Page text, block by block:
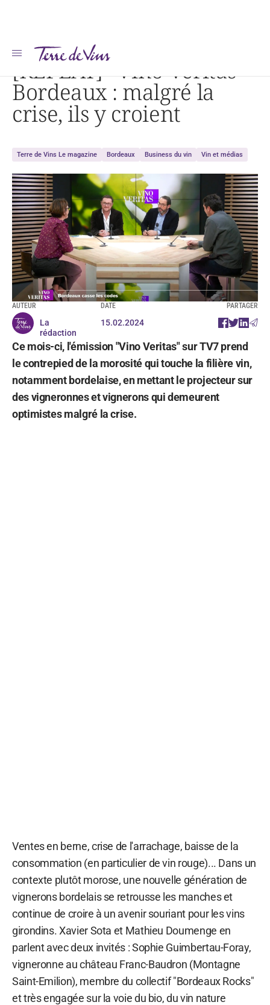
Accueil Actualités [REPLAY] « Vino Veritas » Bordeaux : malgré la crise, ils y croient
[REPLAY] “Vino Veritas”
Bordeaux : malgré la
crise, ils y croient
Terre de Vins Le magazine Bordeaux Business du vin Vin et médias
AUTEUR
La
rédaction
DATE
15.02.2024
PARTAGER
Ce mois-ci, l'émission "Vino Veritas" sur TV7 prend
le contrepied de la morosité qui touche la filière vin,
notamment bordelaise, en mettant le projecteur sur
des vigneronnes et vignerons qui demeurent
optimistes malgré la crise.
Ventes en berne, crise de l'arrachage, baisse de la
consommation (en particulier de vin rouge)... Dans un
contexte plutôt morose, une nouvelle génération de
vignerons bordelais se retrousse les manches et
continue de croire à un avenir souriant pour les vins
girondins. Xavier Sota et Mathieu Doumenge en
parlent avec deux invités : Sophie Guimbertau-Foray,
vigneronne au château Franc-Baudron (Montagne
Saint-Emilion), membre du collectif "Bordeaux Rocks"
et très engagée sur la voie du bio, du vin nature